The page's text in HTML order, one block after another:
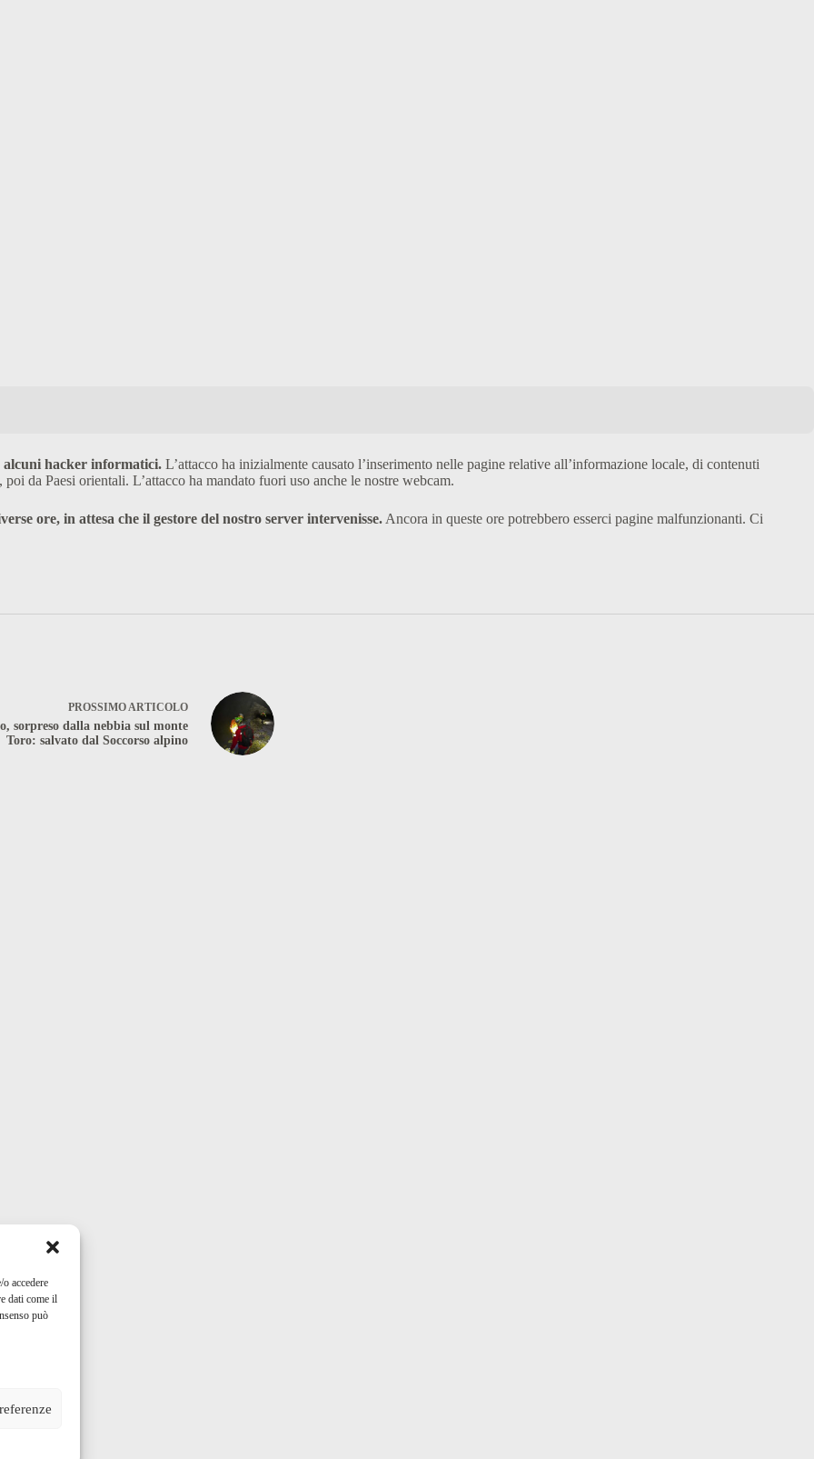
accedere
dati come il
può
hacker informatici. L’attacco ha inizialmente causato l’inserimento nelle pagine relative all’informazione locale, di contenuti
da Paesi orientali. L’attacco ha mandato fuori uso anche le nostre webcam.
ore, in attesa che il gestore del nostro server intervenisse. Ancora in queste ore potrebbero esserci pagine malfunzionanti. Ci
PROSSIMOARTICOLO
sorpreso dalla nebbia sul monte
Toro: salvato dal Soccorso alpino